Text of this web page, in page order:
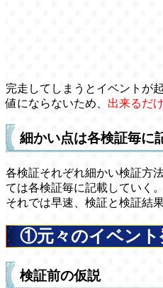
完走してしまうとイベントが
値にならないため、 出来るだ
細かい点は各検証毎に
各検証それぞれ細かい検証方
ては各検証毎に記載していく。
それでは早速、検証と検証結
①元々のイベント
検証前の仮説